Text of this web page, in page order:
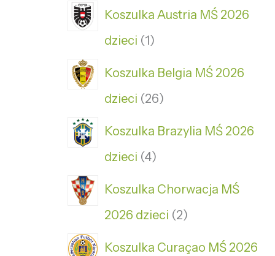
Koszulka Austria MŚ 2026
dzieci 1
Koszulka Belgia MŚ 2026
dzieci 26
Koszulka Brazylia MŚ 2026
dzieci 4
Koszulka Chorwacja MŚ
2026 dzieci 2
Koszulka Curaçao MŚ 2026